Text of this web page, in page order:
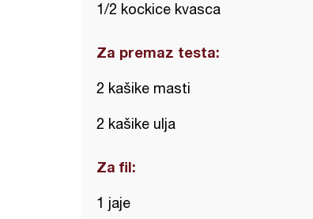
1/2 kockice kvasca
Za premaz testa:
2 kašike masti
2 kašike ulja
Za fil:
1 jaje